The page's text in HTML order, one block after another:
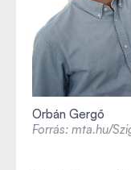
Orbán Gergő
Forrás: mta.hu/